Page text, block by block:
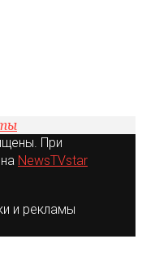
При
NewsTVstar
и рекламы